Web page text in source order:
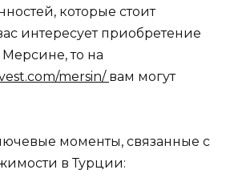
которые стоит
интересует приобретение
то на
mersin/ вам могут
моменты, связанные с
в Турции: